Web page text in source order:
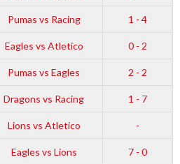
Pumas vs Racing 1 - 4
Eagles vs Atletico 0 - 2
Pumas vs Eagles 2 - 2
Dragons vs Racing 1 - 7
Lions vs Atletico -
Eagles vs Lions 7 - 0